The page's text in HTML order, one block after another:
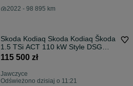
2022 - 98 895 km
Skoda Kodiaq Skoda Kodiaq Škoda
1.5 TSi ACT 110 kW Style DSG
Salon PL Serwis F-Vat
115 500 zł
Jawczyce
Odświeżono dzisiaj o 11:21